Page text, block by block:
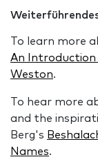
To learn more
An
Weston.
To hear more
and the
Berg's
Names.